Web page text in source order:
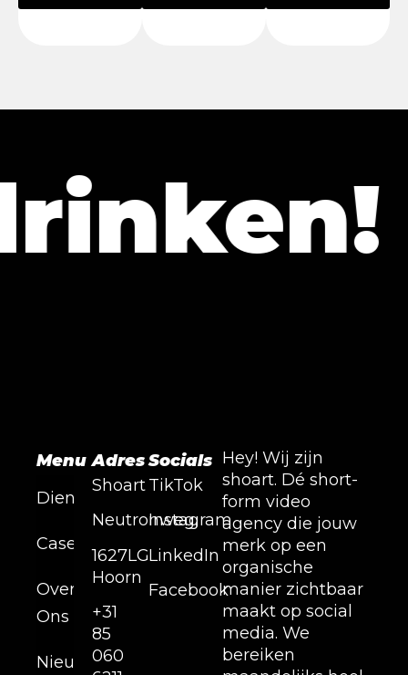
Diensten
Cases
Over
Ons
Nieuws
Menu Adres
Shoart
Neutronweg,
1627LG
Hoorn
+31
85
060
Socials
TikTok
Instagram
LinkedIn
Facebook
Hey! Wij zijn
shoart. Dé short-
form video
agency die jouw
merk op een
organische
manier zichtbaar
maakt op social
media. We
bereiken